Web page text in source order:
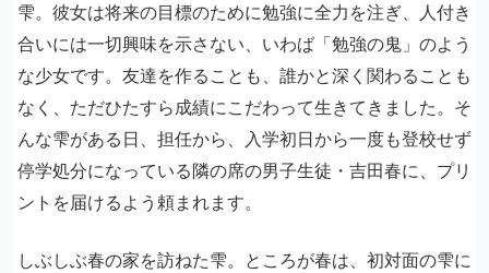
雫。彼女は将来の目標のために勉強に全力を注ぎ、人付き
合いには一切興味を示さない、いわば「勉強の鬼」のよう
な少女です。友達を作ることも、誰かと深く関わることも
なく、ただひたすら成績にこだわって生きてきました。そ
んな雫がある日、担任から、入学初日から一度も登校せず
停学処分になっている隣の席の男子生徒・吉田春に、プリ
ントを届けるよう頼まれます。
しぶしぶ春の家を訪ねた雫。ところが春は、初対面の雫に